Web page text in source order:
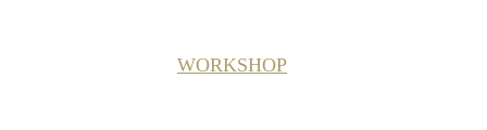
WORKSHOP